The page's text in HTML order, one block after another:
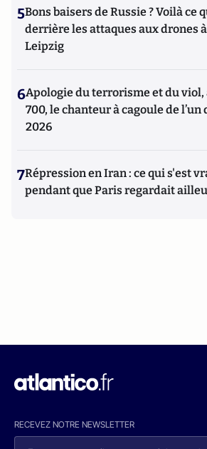
5Bons baisers de Russie ? Voilà ce
derrière les attaques aux drones
Leipzig
6Apologie du terrorisme et du viol,
700, le chanteur à cagoule de l’un
2026
7Répression en Iran : ce qui s'est
pendant que Paris regardait
RECEVEZ NOTRE NEWSLETTER